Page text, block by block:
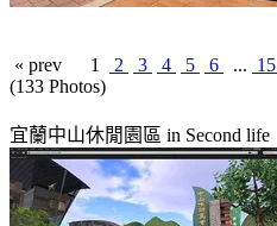
« prev 1 2 3 4 5 6 ... 15
(133 Photos)
宜蘭中山休閒園區 in Second life